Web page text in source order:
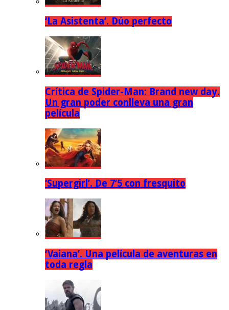
‘La Asistenta’. Dúo perfecto
Crítica de Spider-Man: Brand new day.
Un gran poder conlleva una gran
película
‘Supergirl’. De 7’5 con fresquito
‘Vaiana’. Una película de aventuras en
toda regla